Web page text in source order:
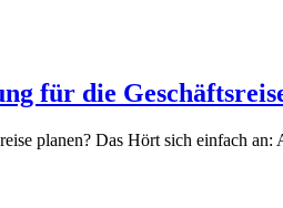
für die
planen? Das Hört sich einfach